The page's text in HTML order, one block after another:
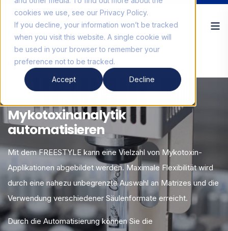
cookies we use, see our Privacy Policy.
If you decline, your information won’t be tracked
when you visit this website. A single cookie will
be used in your browser to remember your
preference not to be tracked.
Accept Decline
FREESTYLE Mykotoxine
FLEXIBEL, PRÄZISE, MODULAR
Mykotoxinanalytik
automatisieren
Mit dem FREESTYLE kann eine Vielzahl von Mykotoxin-
Applikationen abgebildet werden. Maximale Flexibilität wird
durch eine nahezu unbegrenzte Auswahl an Matrizes und die
Verwendung verschiedener Säulenformate erreicht.
Durch die Automatisierung können Sie die